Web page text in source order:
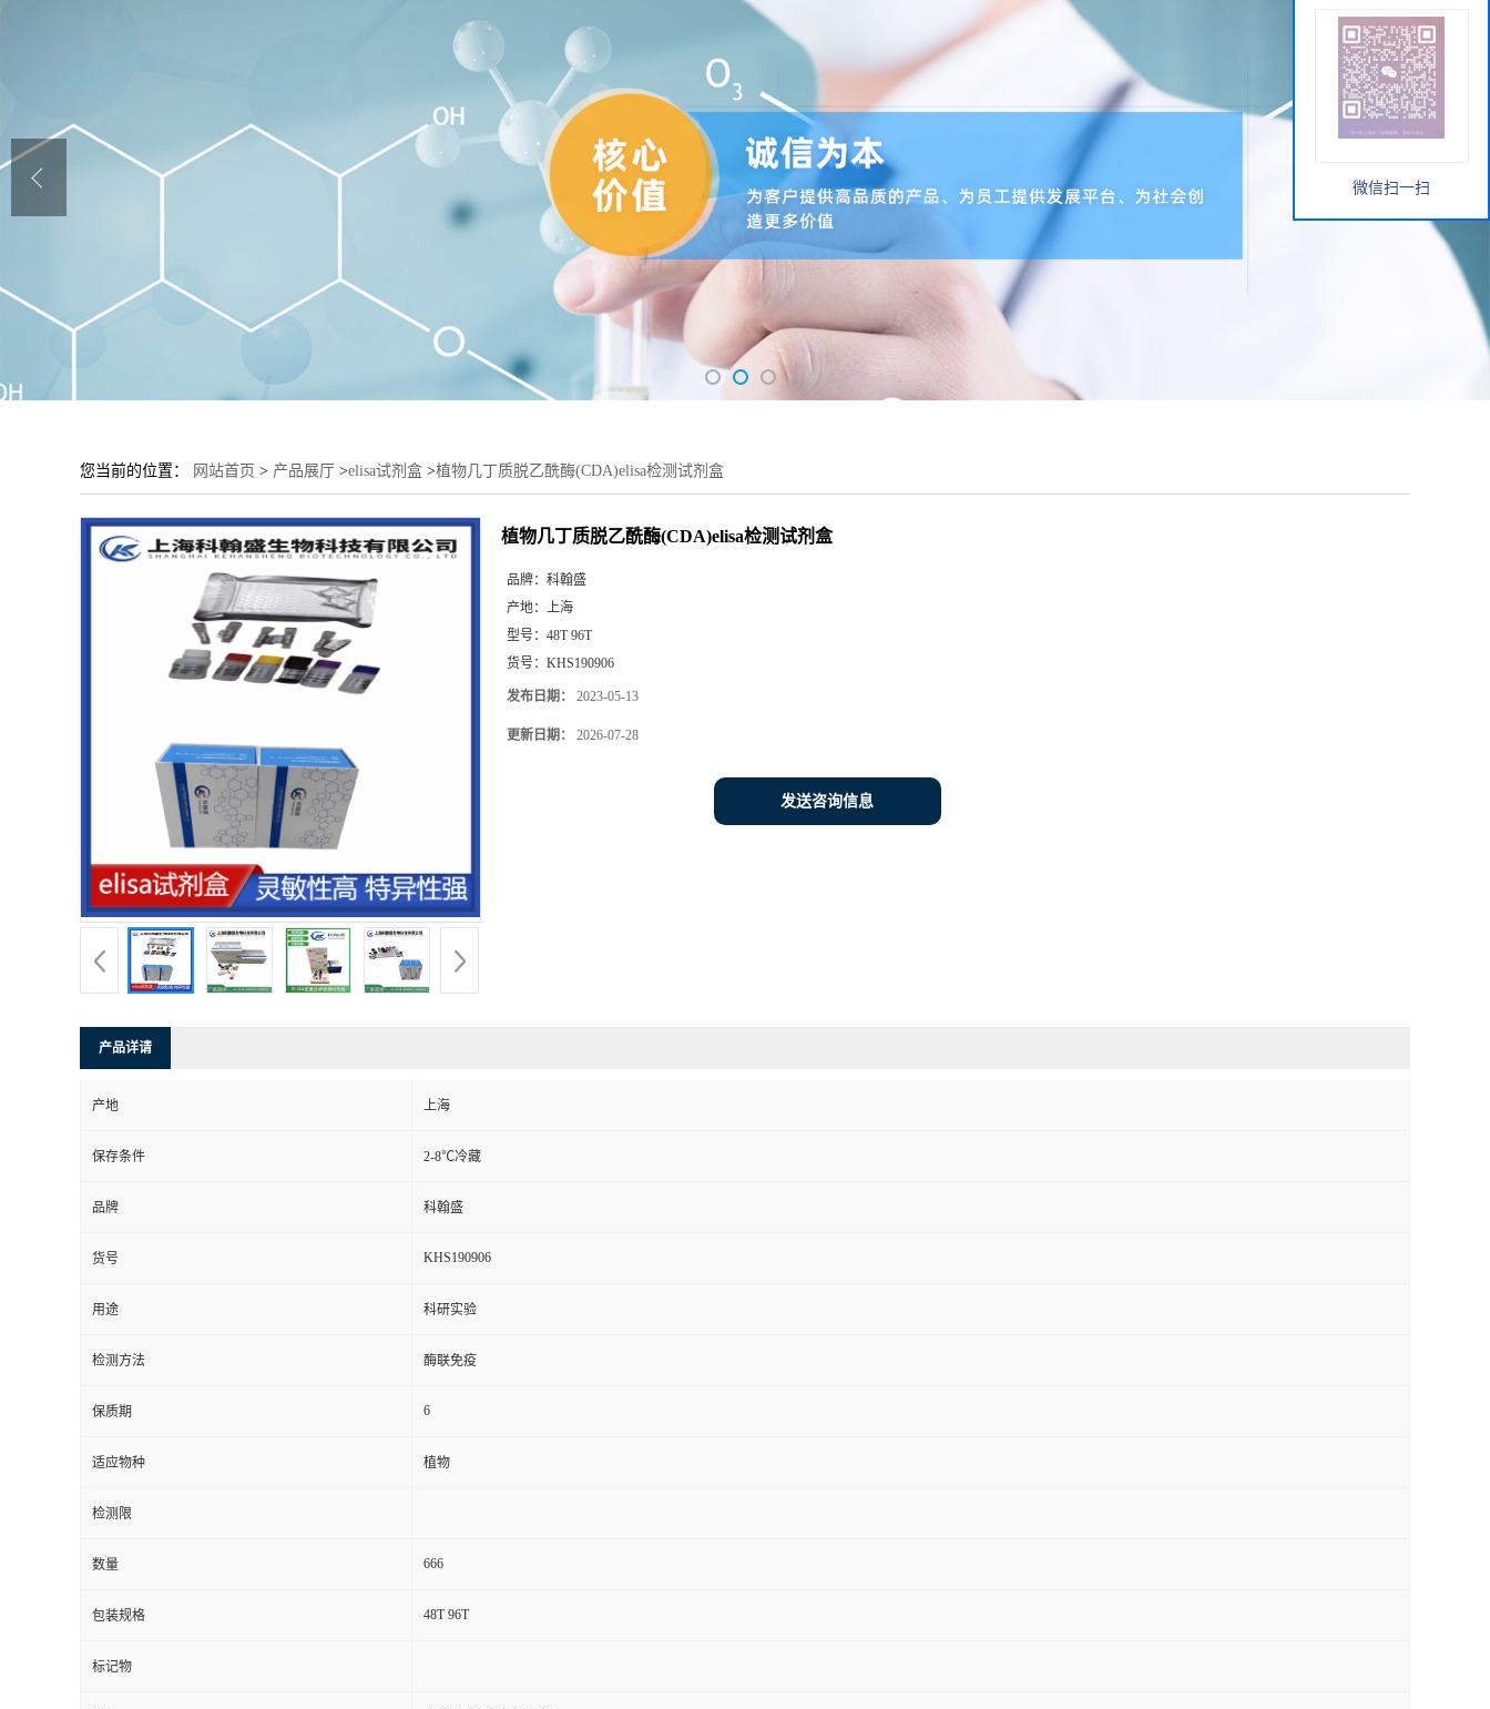
您当前的位置： 网站首页 > 产品展厅 >elisa试剂盒 >植物几丁质脱乙酰酶(CDA)elisa检测试剂盒
植物几丁质脱乙酰酶(CDA)elisa检测试剂盒
品牌： 科翰盛
产地： 上海
型号： 48T 96T
货号： KHS190906
发布日期： 2023-05-13
更新日期： 2026-07-28
发送咨询信息
产品详请
产地 上海
保存条件 2-8℃冷藏
品牌 科翰盛
货号 KHS190906
用途 科研实验
检测方法 酶联免疫
保质期 6
适应物种 植物
检测限
数量 666
包装规格 48T 96T
标记物
微信扫一扫